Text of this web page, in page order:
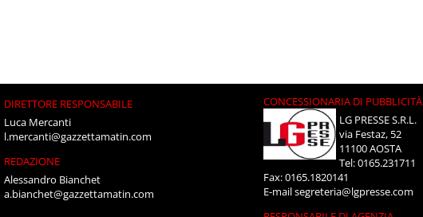
DIRETTORE RESPONSABILE
Luca Mercanti
l.mercanti@gazzettamatin.com
REDAZIONE
Alessandro Bianchet
a.bianchet@gazzettamatin.com
CONCESSIONARIA DI PUBBLICITÀ
LG PRESSE S.R.L.
via Festaz, 52
11100 AOSTA
Tel: 0165.231711
Fax: 0165.1820141
E-mailsegreteria@lgpresse.com